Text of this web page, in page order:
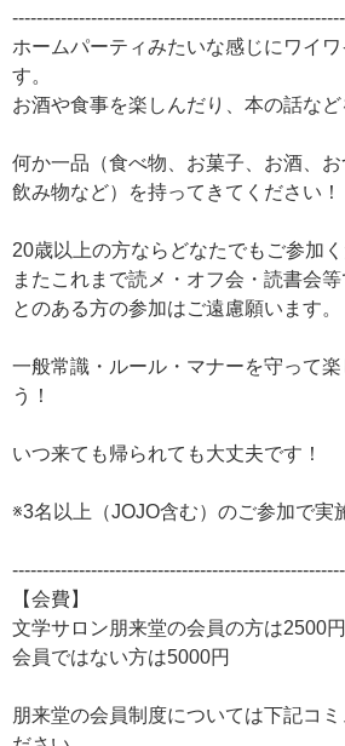
ホームパーティみたいな感じにワイ
す。
お酒や食事を楽しんだり、本の話など
何か一品（食べ物、お菓子、お酒、お
飲み物など）を持ってきてください！
20歳以上の方ならどなたでもご参加く
またこれまで読メ・オフ会・読書会
とのある方の参加はご遠慮願います。
一般常識・ルール・マナーを守って楽
う！
いつ来ても帰られても大丈夫です！
※3名以上（JOJO含む）のご参加で実
【会費】
文学サロン朋来堂の会員の方は2500
会員ではない方は5000円
朋来堂の会員制度については下記コミ